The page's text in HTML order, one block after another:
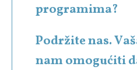
programima?
Podržite nas.
nam omogućiti